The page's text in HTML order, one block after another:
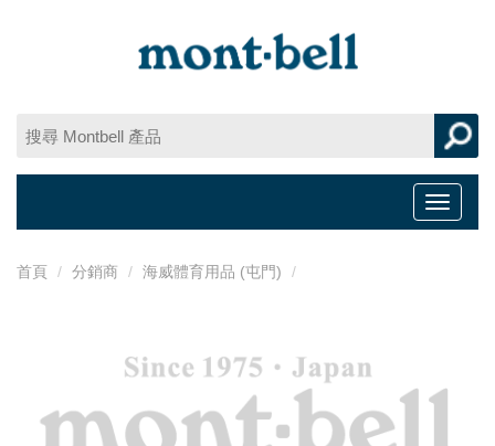
Toggle
首頁 分銷商 海威體育用品 (屯門)